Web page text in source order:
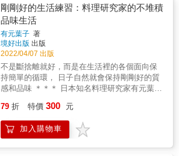
子， &留下來的都是少量物品，都是真正喜
歡、想要長久使用， 每天被喜歡的東西圍繞，
更加愛物惜物。 ◎詳細解析「住家空間」與物
品關係圖，東西是否太多，一目瞭然！ & ●5大
整理原則，一學就會，輕鬆提升居家質感： ★
原則1/平面淨空 從「平面留白」開始，收納沒
想像中的難。 ★原則2/嚴選物品 不委屈自己，
也不委屈空間，只留下最好的。 ★原則3/限制
用的生活用品。 ★原則4 /善於藏拙 盡量運用
要」。 ★原則5 /留白之美 其實「物品不足」也
無妨，讓空間留白、時間留白，身心都有餘
裕。 & ●依照生活「動線」來規畫，打造不用
市面上的書籍內容主要也以這樣的形式呈現，
但是卻缺少中間規畫、調整的細節。 & 本書透
過宏觀的概念，把陳列設計脈絡化、公式化，
並以一般人能夠理解的方式拆解陳設，藉由圖
片導引與案例，讓陳設這件事也可以很科學、
淺顯易懂，大家不僅能夠感受到陳設的樂趣，
也產生即刻就能改變空間氛圍的愉悅感！ & ● 5
大 布置基本元素 ● 5個 陳設搭配的重要元素&
● 4個 鑑賞物件的要領 ● 10項 構成美感的原理
& ● 10個 選購生活道具的關鍵& & 「希望能透
與技法帶給大家，進而讓人們能安頓規劃更加
舒適的環境與展現自我。& & & & & & & & & &
& 生活是由許多選擇與喜好而陳列組成的樣
剛剛好的生活練習：料理研究家的不堆積
品味生活
有元葉子 著
境好出版 出版
2022/04/07 出版
不是斷捨離就好，而是在生活裡的各個面向保
持簡單的循環， 日子自然就會保持剛剛好的質
感和品味 ＊＊＊ 日本知名料理研究家有元葉子
生活品味提高的小動作。 & 今年已經80歲的有
元老師，舉手投足都是自然而然的優雅，卻又
能讓人感覺親近沒有距離，這份歲月積累的智
79 折 特價 300 元
加入購物車